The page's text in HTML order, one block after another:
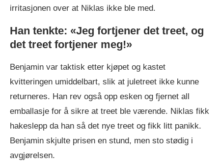
irritasjonen over at Niklas ikke ble med.
Han tenkte: «Jeg fortjener det treet, og
det treet fortjener meg!»
Benjamin var taktisk etter kjøpet og kastet
kvitteringen umiddelbart, slik at juletreet ikke kunne
returneres. Han rev også opp esken og fjernet all
emballasje for å sikre at treet ble værende. Niklas fikk
hakeslepp da han så det nye treet og fikk litt panikk.
Benjamin skjulte prisen en stund, men sto stødig i
avgjørelsen.